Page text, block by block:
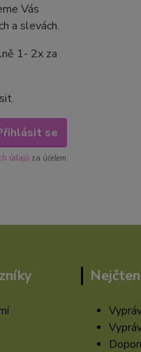
Vás
a slevách.
1- 2x za
se
údajů za účelem